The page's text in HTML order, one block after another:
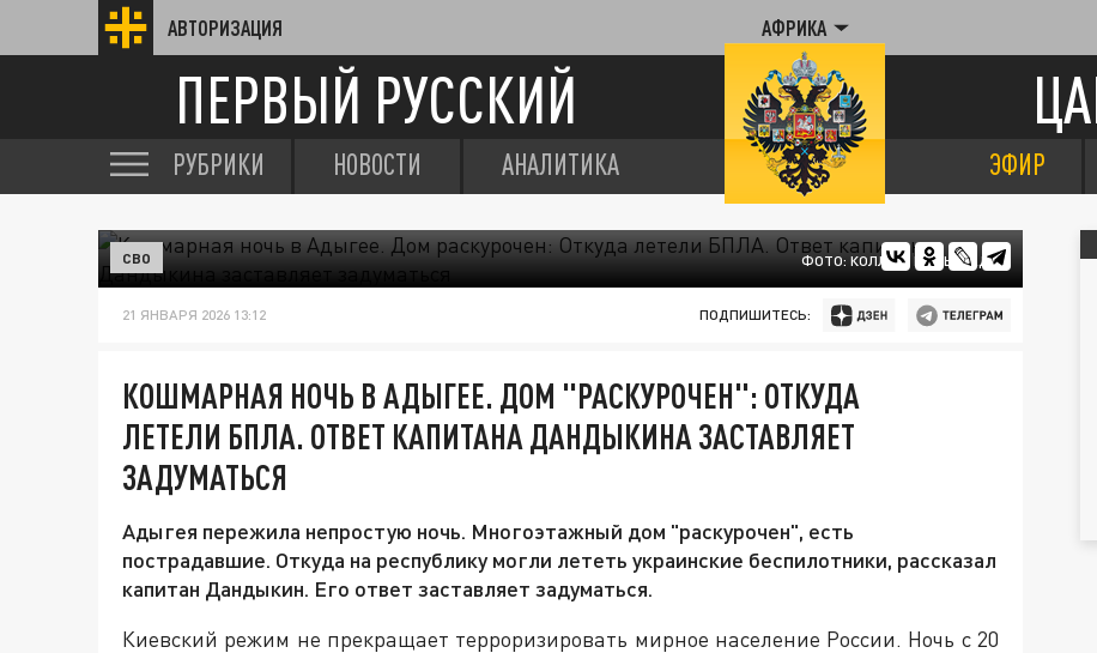
АВТОРИЗАЦИЯ АФРИКА
ПЕРВЫЙ РУССКИЙ
РУБРИКИ НОВОСТИ АНАЛИТИКА ЭФИР
ФОТО: КОЛЛАЖ ЦАРЬГРАДА
СВО
21 ЯНВАРЯ 2026 13:12 ПОДПИШИТЕСЬ:
КОШМАРНАЯ НОЧЬ В АДЫГЕЕ. ДОМ "РАСКУРОЧЕН": ОТКУДА
ЛЕТЕЛИ БПЛА. ОТВЕТ КАПИТАНА ДАНДЫКИНА ЗАСТАВЛЯЕТ
ЗАДУМАТЬСЯ
Адыгея пережила непростую ночь. Многоэтажный дом "раскурочен", есть
пострадавшие. Откуда на республику могли лететь украинские беспилотники, рассказал
капитан Дандыкин. Его ответ заставляет задуматься.
Киевский режим не прекращает терроризировать мирное население России. Ночь с 20